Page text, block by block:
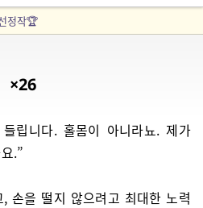
정작🏆
×26
립니다. 홀몸이 아니라뇨. 제가
.”
손을 떨지 않으려고 최대한 노력